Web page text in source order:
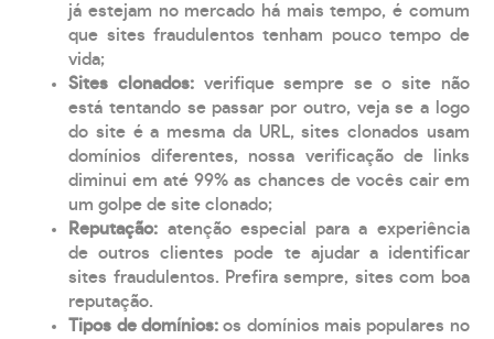
já estejam no mercado há mais tempo, é comum
que sites fraudulentos tenham pouco tempo de
vida;
Sites clonados: verifique sempre se o site não
está tentando se passar por outro, veja se a logo
do site é a mesma da URL, sites clonados usam
domínios diferentes, nossa verificação de links
diminui em até 99% as chances de vocês cair em
um golpe de site clonado;
Reputação: atenção especial para a experiência
de outros clientes pode te ajudar a identificar
sites fraudulentos. Prefira sempre, sites com boa
reputação.
Tipos de domínios:os domínios mais populares no